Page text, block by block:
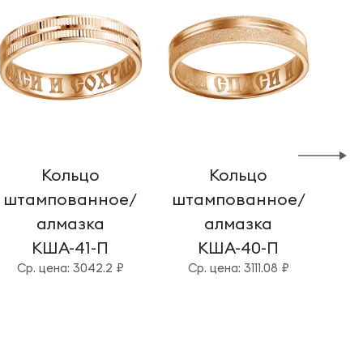
Кольцо
штампованное/
алмазка
КША-41-П
Cр. цена: 3042.2 ₽
Кольцо
штампованное/
алмазка
КША-40-П
Cр. цена: 3111.08 ₽